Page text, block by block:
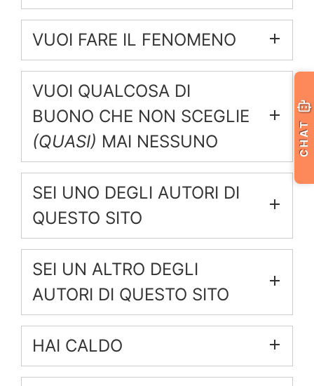
VUOI FARE IL FENOMENO
VUOI QUALCOSA DI
BUONO CHE NON SCEGLIE
(QUASI) MAI NESSUNO
SEI UNO DEGLI AUTORI DI
QUESTO SITO
SEI UN ALTRO DEGLI
AUTORI DI QUESTO SITO
HAI CALDO
CHAT